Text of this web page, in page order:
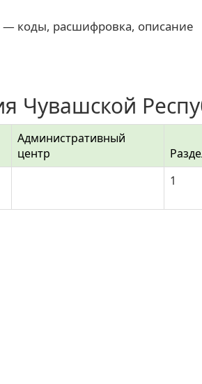
— коды, расшифровка, описание
Административный
центр
1